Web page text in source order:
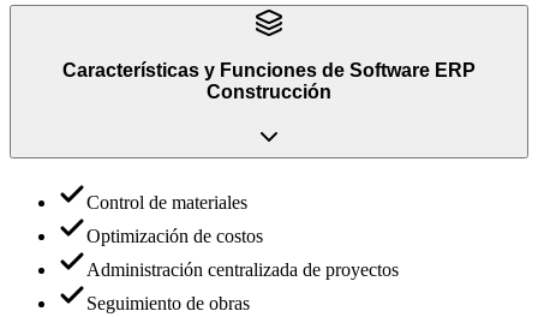
Características y Funciones de Software ERP
Construcción
Control de materiales
Optimización de costos
Administración centralizada de proyectos
Seguimiento de obras